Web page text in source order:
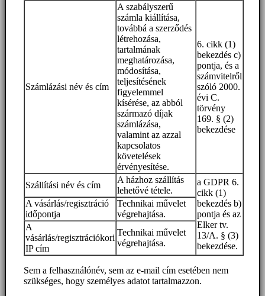
Számlázási név és cím
A szabályszerű
számla kiállítása,
továbbá a szerződés
létrehozása,
tartalmának
meghatározása,
módosítása,
teljesítésének
figyelemmel
kísérése, az abból
származó díjak
számlázása,
valamint az azzal
kapcsolatos
követelések
érvényesítése.
6. cikk (1)
bekezdés c)
pontja, és a
számvitelről
szóló 2000.
évi C.
törvény
169. § (2)
bekezdése
Szállítási név és cím
A házhoz szállítás
lehetővé tétele.
a GDPR 6.
cikk (1)
bekezdés b)
pontja és az
Elker tv.
13/A. § (3)
bekezdése.
A vásárlás/regisztráció
időpontja
Technikai művelet
végrehajtása.
A
vásárlás/regisztrációkori
IP cím
Technikai művelet
végrehajtása.
Sem a felhasználónév, sem az e-mail cím esetében nem
szükséges, hogy személyes adatot tartalmazzon.